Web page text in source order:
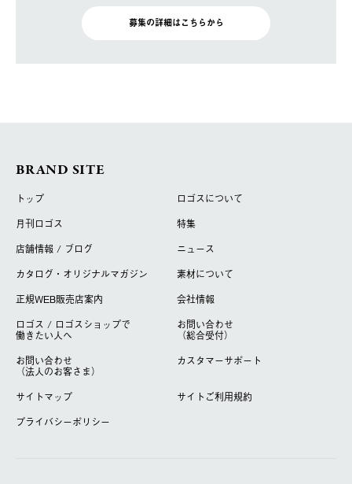
募集の詳細はこちらから
BRAND SITE
トップ
ロゴスについて
月刊ロゴス
特集
店舗情報 / ブログ
ニュース
カタログ・オリジナルマガジン
素材について
正規WEB販売店案内
会社情報
ロゴス / ロゴスショップで
働きたい人へ
お問い合わせ
（総合受付）
お問い合わせ
（法人のお客さま）
カスタマーサポート
サイトマップ
サイトご利用規約
プライバシーポリシー